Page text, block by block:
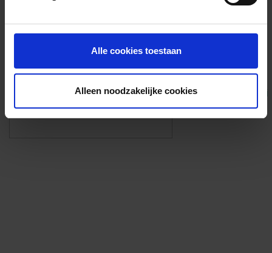
Alle cookies toestaan
Alleen noodzakelijke cookies
Foto’s ({{photos.length}})
Eigen foto’s